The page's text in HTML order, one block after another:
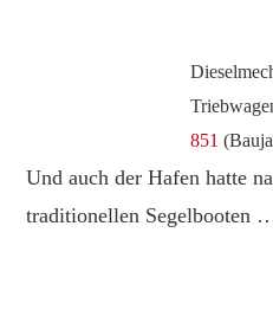
851
Und auch der Hafen hatte
traditionellen Segelbooten